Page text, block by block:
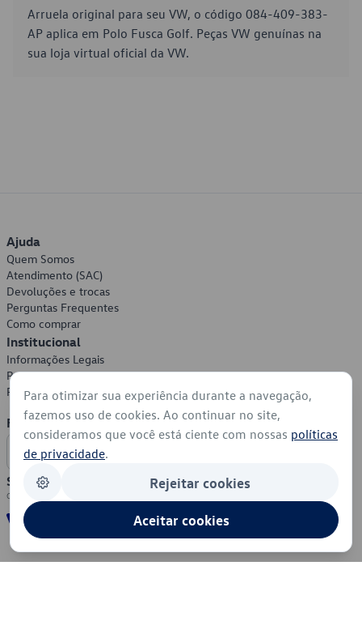
Arruela original para seu VW, o código 084-409-383-
AP aplica em Polo Fusca Golf. Peças VW genuínas na
sua loja virtual oficial da VW.
Ajuda
Quem Somos
Atendimento (SAC)
Devoluções e trocas
Perguntas Frequentes
Como comprar
Institucional
Informações Legais
Política de Privacidade
Política de Cookies
Formas de Pagamento
Segurança
Para otimizar sua experiência durante a navegação,
fazemos uso de cookies. Ao continuar no site,
consideramos que você está ciente com nossas políticas
de privacidade.
Rejeitar cookies
Aceitar cookies